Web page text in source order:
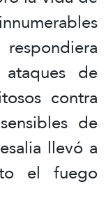
de
contra
de
llevó a
el fuego